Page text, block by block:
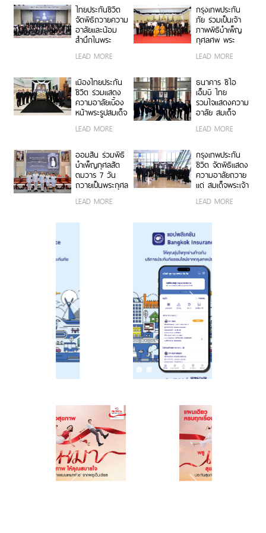
ราเทพยวดี กรม
หลวงราชสาริณี
สิริพัชร มหาวัชร
ราชธิดา
สมเด็จพระ
สังฆราช
ไทยประกันชีวิต
จัดพิธีถวายความ
อาลัยและน้อม
สำนึกในพระ
ที่สุดมิได้ ถวาย
ลูกเธอ เจ้าฟ้าพัช
รกิติยาภา นเรนทิ
ราเทพยวดี กรม
หลวงราชสาริณี
สิริพัชร มหาวัชร
ราชธิดา
LEAD MORE
กรุงเทพประกัน
ภัย ร่วมเป็นเจ้า
ภาพพิธีบำเพ็ญ
กุศลศพ พระ
อดีตเจ้าอาวาสวัด
กาญจนาภิเษก
LEAD MORE
เมืองไทยประกัน
ชีวิต ร่วมแสดง
ความอาลัยเบื้อง
หน้าพระรูปสมเด็จ
พระเจ้าลูกเธอ
เจ้าฟ้าพัชรกิติยา
เทพยวดี กรม
หลวงราชสาริณี
สิริพัชร มหาวัชร
ราชธิดา
LEAD MORE
ธนาคาร ซีไอ
เอ็มบี ไทย
รวมใจแสดงความ
อาลัย สมเด็จ
เจ้าฟ้าพัชรกิติยา
LEAD MORE
ออมสิน ร่วมพิธี
บำเพ็ญกุศลสัต
ตมวาร 7 วัน
ถวายเป็นพระกุศล
ลูกเธอ เจ้าฟ้าพัช
ราเทพยวดี กรม
LEAD MORE
กรุงเทพประกัน
ชีวิต จัดพิธีแสดง
ความอาลัยถวาย
แด่ สมเด็จพระเจ้า
รกิติยาภา นเรนทิ
หลวงราชสาริณี
ราชธิดา
LEAD MORE